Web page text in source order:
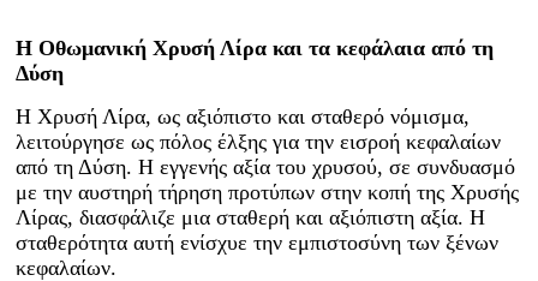
Η Οθωμανική Χρυσή Λίρα και τα κεφάλαια από τη
Δύση
Η Χρυσή Λίρα, ως αξιόπιστο και σταθερό νόμισμα,
λειτούργησε ως πόλος έλξης για την εισροή κεφαλαίων
από τη Δύση. Η εγγενής αξία του χρυσού, σε συνδυασμό
με την αυστηρή τήρηση προτύπων στην κοπή της Χρυσής
Λίρας, διασφάλιζε μια σταθερή και αξιόπιστη αξία. Η
σταθερότητα αυτή ενίσχυε την εμπιστοσύνη των ξένων
κεφαλαίων.